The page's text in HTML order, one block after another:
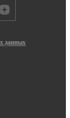
данных